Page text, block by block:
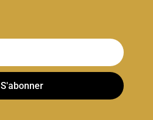
S'abonner